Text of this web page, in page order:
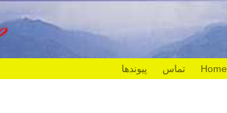
Home تماس پیوندها